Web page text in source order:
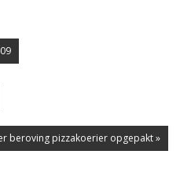
beroving pizzakoerier opgepakt »